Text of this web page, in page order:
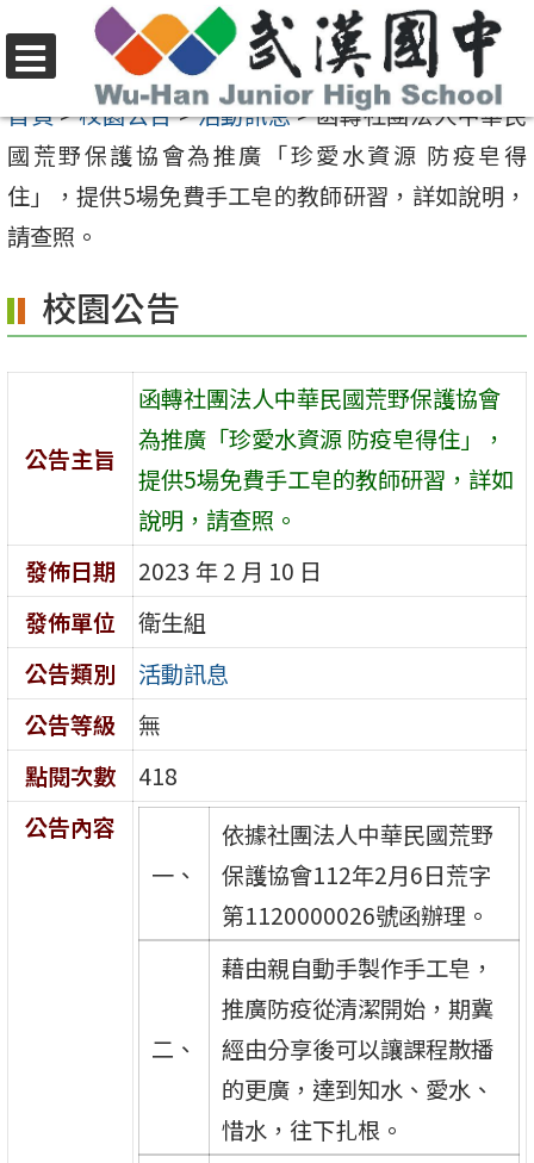
至
要
內
容
選
單
首頁>校園公告>活動訊息>函轉社團法人中華民
國荒野保護協會為推廣「珍愛水資源 防疫皂得
住」，提供5場免費手工皂的教師研習，詳如說明，
請查照。
校園公告
公告主旨
函轉社團法人中華民國荒野保護協會
為推廣「珍愛水資源 防疫皂得住」，
提供5場免費手工皂的教師研習，詳如
說明，請查照。
發佈日期
2023 年 2 月 10 日
發佈單位
衛生組
公告類別
活動訊息
公告等級
無
點閱次數
418
公告內容
一、
依據社團法人中華民國荒野
保護協會112年2月6日荒字
第1120000026號函辦理。
二、
藉由親自動手製作手工皂，
推廣防疫從清潔開始，期冀
經由分享後可以讓課程散播
的更廣，達到知水、愛水、
惜水，往下扎根。